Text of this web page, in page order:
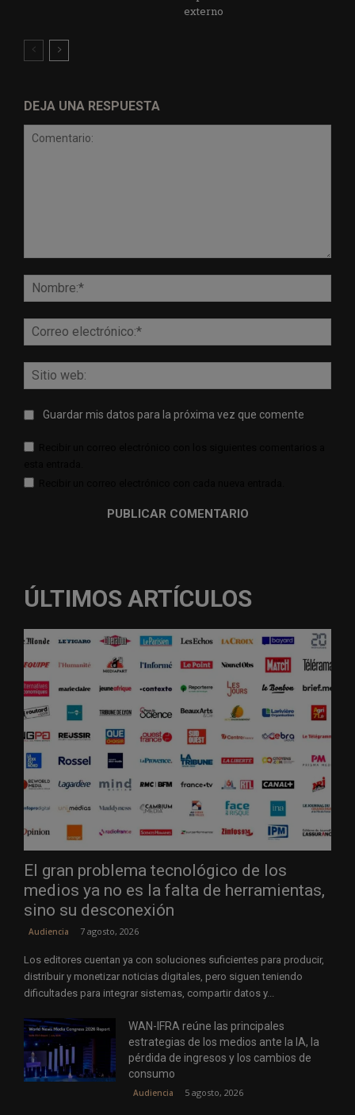
externo
DEJA UNA RESPUESTA
Guardar mis datos para la próxima vez que comente
ÚLTIMOS ARTÍCULOS
El gran problema tecnológico de los
medios ya no es la falta de herramientas,
sino su desconexión
Audiencia 7 agosto, 2026
Los editores cuentan ya con soluciones suficientes para producir,
distribuir y monetizar noticias digitales, pero siguen teniendo
dificultades para integrar sistemas, compartir datos y...
WAN-IFRA reúne las principales
estrategias de los medios ante la IA, la
pérdida de ingresos y los cambios de
consumo
Audiencia 5 agosto, 2026